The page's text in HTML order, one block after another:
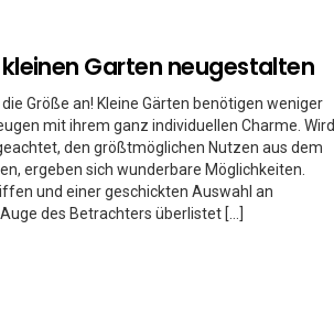
Garten neugestalten
Größe an! Kleine Gärten benötigen weniger
mit ihrem ganz individuellen Charme. Wird
den größtmöglichen Nutzen aus dem
ergeben sich wunderbare Möglichkeiten.
und einer geschickten Auswahl an
des Betrachters überlistet […]